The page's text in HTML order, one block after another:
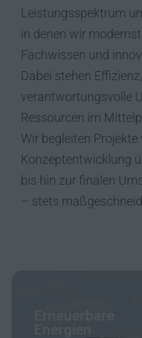
Leistungsspektrum
in denen wir
Fachwissen und
Dabei stehen
verantwortungsvolle
Ressourcen im
Wir begleiten Projekte
Konzeptentwicklung
bis hin zur finalen
– stets